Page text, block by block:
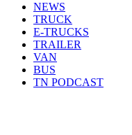
NEWS
TRUCK
E-TRUCKS
TRAILER
VAN
BUS
TN PODCAST